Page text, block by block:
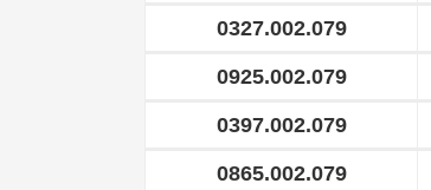
0327.002.079
0925.002.079
0397.002.079
0865.002.079